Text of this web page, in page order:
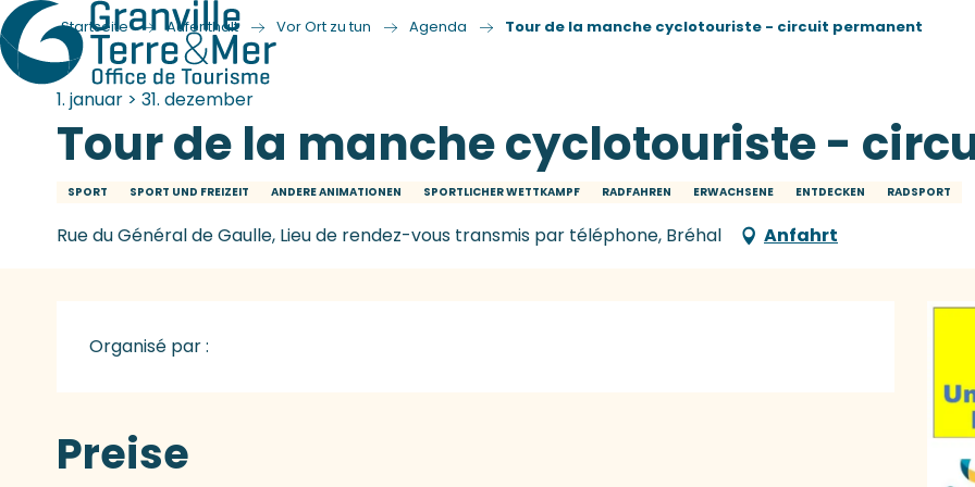
Startseite Aufenthalt Vor Ort zu tun Agenda Tour de la manche cyclotouriste - circuit permanent
1. januar > 31. dezember
Tour de la manche cyclotouriste -
SPORT SPORT UND FREIZEIT ANDERE ANIMATIONEN SPORTLICHER WETTKAMPF RADFAHREN ERWACHSENE ENTDECKEN RADSPORT
Rue du Général de Gaulle, Lieu de rendez-vous transmis par téléphone, Bréhal Anfahrt
Organisé par :
Preise